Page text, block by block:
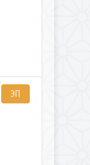
ЭП